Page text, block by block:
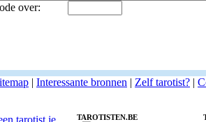
over:
| Interessante bronnen | Zelf tarotist? |
TAROTISTEN.BE